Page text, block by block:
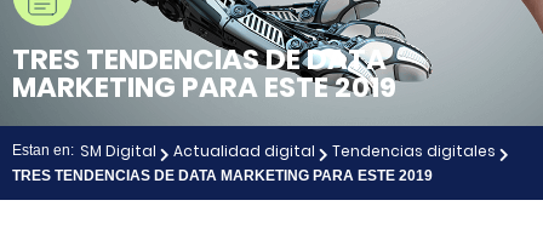
TRES TENDENCIAS DE DATA
MARKETING PARA ESTE 2019
Estan en: SM Digital Actualidad digital Tendencias digitales
TRES TENDENCIAS DE DATA MARKETING PARA ESTE 2019